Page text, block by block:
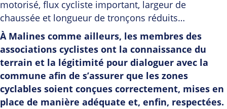
motorisé, flux cycliste important, largeur de
chaussée et longueur de tronçons réduits…
À Malines comme ailleurs, les membres des
associations cyclistes ont la connaissance du
terrain et la légitimité pour dialoguer avec la
commune afin de s’assurer que les zones
cyclables soient conçues correctement, mises en
place de manière adéquate et, enfin, respectées.